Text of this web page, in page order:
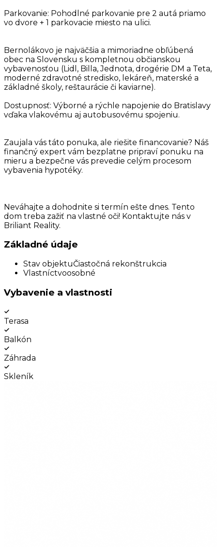
Parkovanie: Pohodlné parkovanie pre 2 autá priamo
vo dvore + 1 parkovacie miesto na ulici.
Bernolákovo je najväčšia a mimoriadne obľúbená
obec na Slovensku s kompletnou občianskou
vybavenosťou (Lidl, Billa, Jednota, drogérie DM a Teta,
moderné zdravotné stredisko, lekáreň, materské a
základné školy, reštaurácie či kaviarne).
Dostupnosť: Výborné a rýchle napojenie do Bratislavy
vďaka vlakovému aj autobusovému spojeniu.
Zaujala vás táto ponuka, ale riešite financovanie? Náš
finančný expert vám bezplatne pripraví ponuku na
mieru a bezpečne vás prevedie celým procesom
vybavenia hypotéky.
Neváhajte a dohodnite si termín ešte dnes. Tento
dom treba zažiť na vlastné oči! Kontaktujte nás v
Briliant Reality.
Základné údaje
Stav objektuČiastočná rekonštrukcia
Vlastníctvoosobné
Vybavenie a vlastnosti
Terasa
Balkón
Záhrada
Skleník